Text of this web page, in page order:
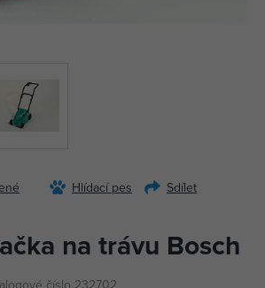
Hlídací pes Sdílet
na trávu Bosch